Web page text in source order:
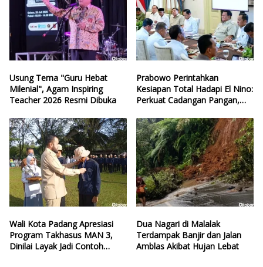
Usung Tema "Guru Hebat
Milenial", Agam Inspiring
Teacher 2026 Resmi Dibuka
Prabowo Perintahkan
Kesiapan Total Hadapi El Nino:
Perkuat Cadangan Pangan,
Wali Kota Padang Apresiasi
Program Takhasus MAN 3,
Dinilai Layak Jadi Contoh
Dua Nagari di Malalak
Terdampak Banjir dan Jalan
Amblas Akibat Hujan Lebat